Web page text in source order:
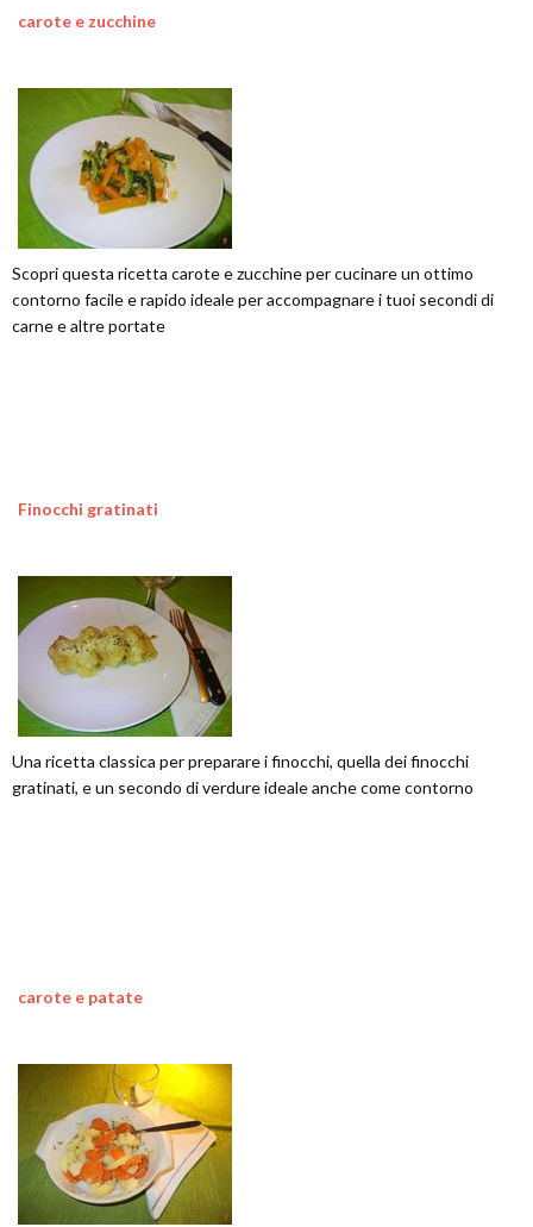
carote e zucchine
Scopri questa ricetta carote e zucchine per cucinare un ottimo
contorno facile e rapido ideale per accompagnare i tuoi secondi di
carne e altre portate
Finocchi gratinati
Una ricetta classica per preparare i finocchi, quella dei finocchi
gratinati, e un secondo di verdure ideale anche come contorno
carote e patate